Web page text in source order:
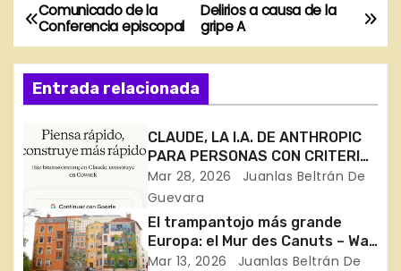
N
a
v
g
a
c
Delirios a causa de la
gripe A
Comunicado de la
Conferencia episcopal
Entrada relacionada
CLAUDE, LA I.A. DE ANTHROPIC
PARA PERSONAS CON CRITERIO
PROPIO. MERECE LA PENA.
Mar 28, 2026
Juanlas Beltrán De
Guevara
El trampantojo más grande
Europa: el Mur des Canuts – Wall
of the Silk Weavers – Muro de
Mar 13, 2026 Juanlas Beltrán De